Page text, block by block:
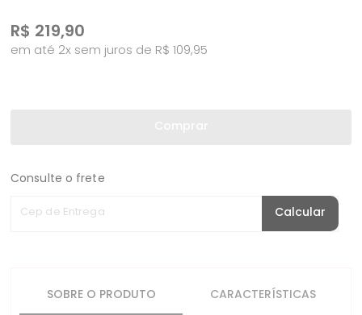
R$ 219,90
em até 2x sem juros de R$ 109,95
Consulte o frete
Cep de Entrega Calcular
SOBRE O PRODUTO CARACTERÍSTICAS